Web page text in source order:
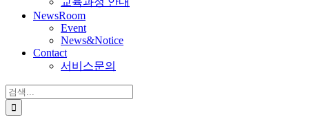
NewsRoom
Event
News&Notice
Contact
서비스문의
검
색: